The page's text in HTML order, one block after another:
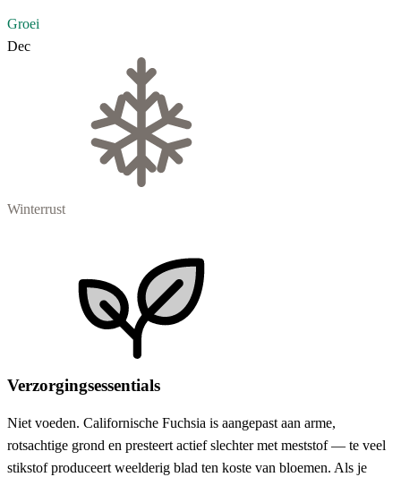
Groei
Dec
Winterrust
Verzorgingsessentials
Niet voeden. Californische Fuchsia is aangepast aan arme,
rotsachtige grond en presteert actief slechter met meststof — te veel
stikstof produceert weelderig blad ten koste van bloemen. Als je